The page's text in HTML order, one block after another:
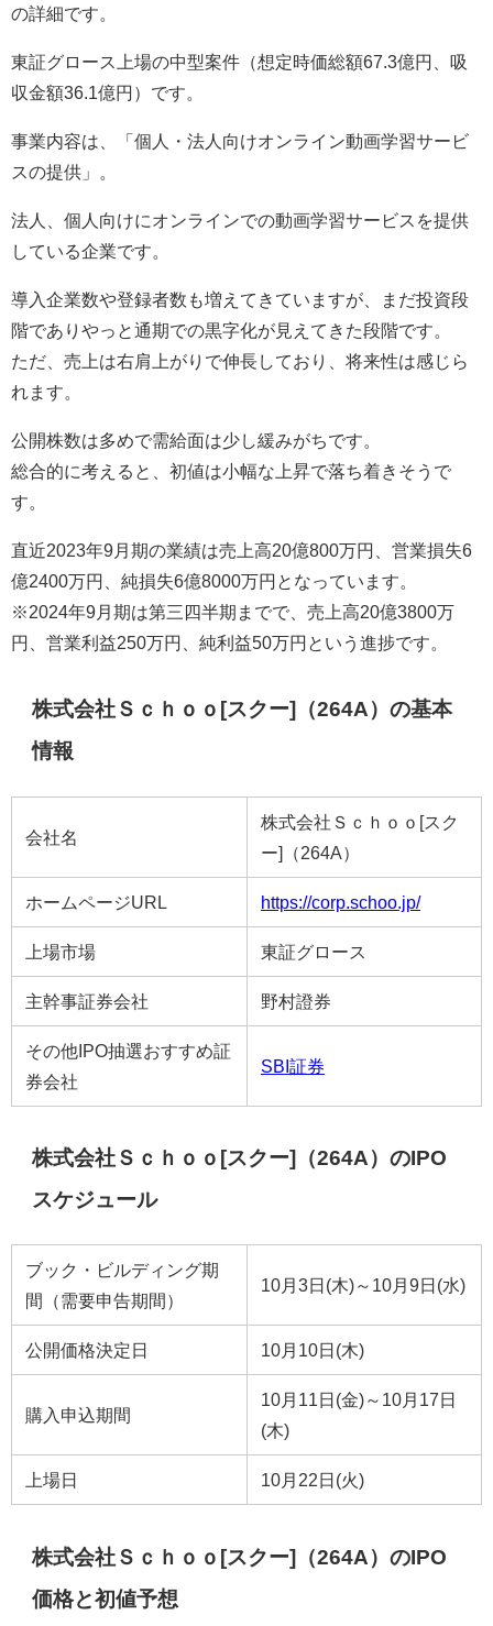
の詳細です。
東証グロース上場の中型案件（想定時価総額67.3億円、吸
収金額36.1億円）です。
事業内容は、「個人・法人向けオンライン動画学習サービ
スの提供」。
法人、個人向けにオンラインでの動画学習サービスを提供
している企業です。
導入企業数や登録者数も増えてきていますが、まだ投資段
階でありやっと通期での黒字化が見えてきた段階です。
ただ、売上は右肩上がりで伸長しており、将来性は感じら
れます。
公開株数は多めで需給面は少し緩みがちです。
総合的に考えると、初値は小幅な上昇で落ち着きそうで
す。
直近2023年9月期の業績は売上高20億800万円、営業損失6
億2400万円、純損失6億8000万円となっています。
※2024年9月期は第三四半期までで、売上高20億3800万
円、営業利益250万円、純利益50万円という進捗です。
株式会社Ｓｃｈｏｏ[スクー]（264A）の基本
情報
会社名
株式会社Ｓｃｈｏｏ[スク
ー]（264A）
ホームページURL https://corp.schoo.jp/
上場市場 東証グロース
主幹事証券会社 野村證券
その他IPO抽選おすすめ証
券会社
SBI証券
株式会社Ｓｃｈｏｏ[スクー]（264A）のIPO
スケジュール
ブック・ビルディング期
間（需要申告期間）
10月3日(木)～10月9日(水)
公開価格決定日 10月10日(木)
購入申込期間
10月11日(金)～10月17日
(木)
上場日 10月22日(火)
株式会社Ｓｃｈｏｏ[スクー]（264A）のIPO
価格と初値予想